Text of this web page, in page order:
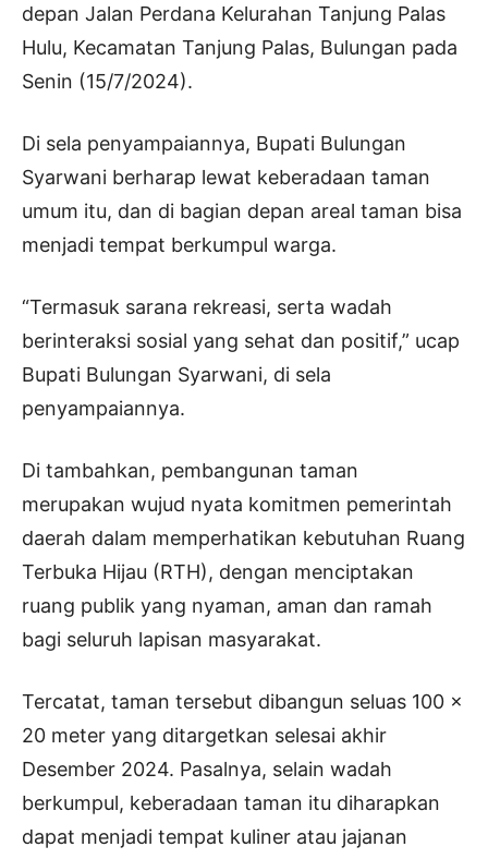
depan Jalan Perdana Kelurahan Tanjung Palas
Hulu, Kecamatan Tanjung Palas, Bulungan pada
Senin (15/7/2024).
Di sela penyampaiannya, Bupati Bulungan
Syarwani berharap lewat keberadaan taman
umum itu, dan di bagian depan areal taman bisa
menjadi tempat berkumpul warga.
“Termasuk sarana rekreasi, serta wadah
berinteraksi sosial yang sehat dan positif,” ucap
Bupati Bulungan Syarwani, di sela
penyampaiannya.
Di tambahkan, pembangunan taman
merupakan wujud nyata komitmen pemerintah
daerah dalam memperhatikan kebutuhan Ruang
Terbuka Hijau (RTH), dengan menciptakan
ruang publik yang nyaman, aman dan ramah
bagi seluruh lapisan masyarakat.
Tercatat, taman tersebut dibangun seluas 100 x
20 meter yang ditargetkan selesai akhir
Desember 2024. Pasalnya, selain wadah
berkumpul, keberadaan taman itu diharapkan
dapat menjadi tempat kuliner atau jajanan